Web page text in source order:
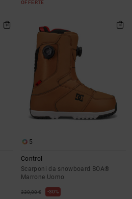
OFFERTE
5
Control
Scarponi da snowboard BOA®
Marrone Uomo
330,00 € 30%